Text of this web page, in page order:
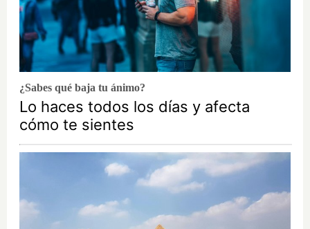
¿Sabes qué baja tu ánimo?
Lo haces todos los días y afecta
cómo te sientes